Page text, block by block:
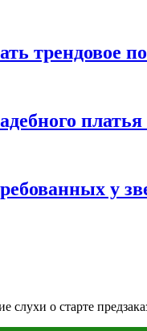
трендовое
у
слухи о старте